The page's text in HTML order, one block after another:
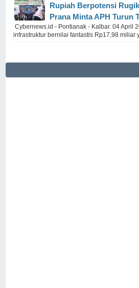
Rupiah Berpotensi
Prana Minta APH Turun
Cybernews.id - Pontianak - Kalbar. 04 April
infrastruktur bernilai fantastis Rp17,98 miliar